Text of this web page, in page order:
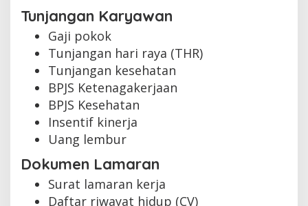
Tunjangan Karyawan
Gaji pokok
Tunjangan hari raya (THR)
Tunjangan kesehatan
BPJS Ketenagakerjaan
BPJS Kesehatan
Insentif kinerja
Uang lembur
Dokumen Lamaran
Surat lamaran kerja
Daftar riwayat hidup (CV)